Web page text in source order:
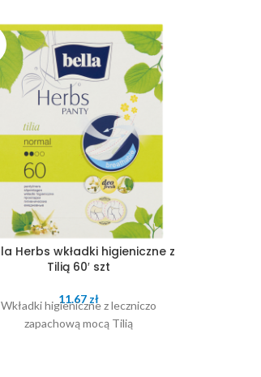
Herbs wkładki higieniczne z
Tilią 60′ szt
11.67 zł
Wkładki higieniczne z leczniczo
zapachową mocą Tilią